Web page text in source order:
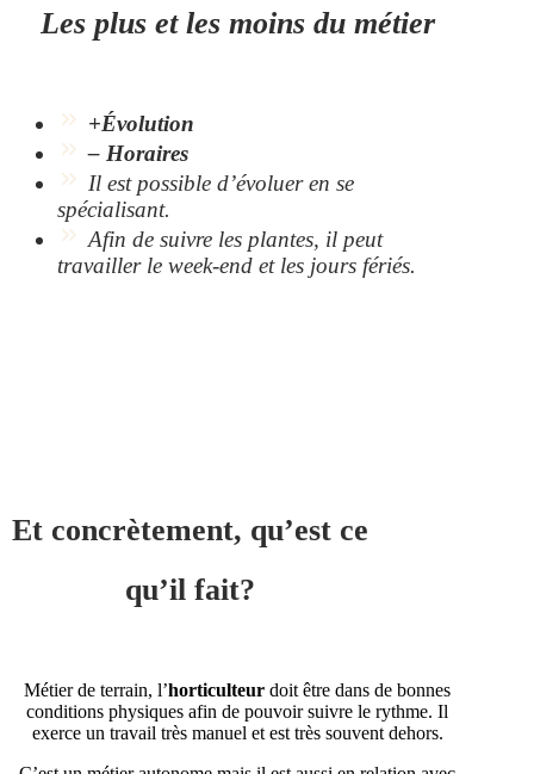
Les plus et les moins du métier
+Évolution
– Horaires
Il est possible d’évoluer en se
spécialisant.
Afin de suivre les plantes, il peut
travailler le week-end et les jours fériés.
Et concrètement, qu’est ce
qu’il fait?
Métier de terrain, l’horticulteur doit être dans de bonnes
conditions physiques afin de pouvoir suivre le rythme. Il
exerce un travail très manuel et est très souvent dehors.